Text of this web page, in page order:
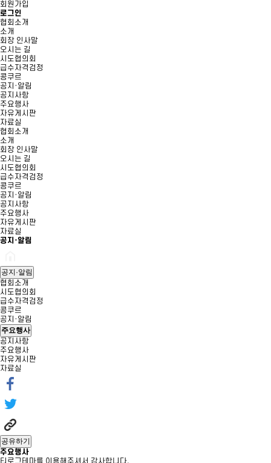
회원가입
로그인
협회소개
소개
회장 인사말
오시는 길
시도협의회
급수자격검정
콩쿠르
공지·알림
공지사항
주요행사
자유게시판
자료실
협회소개
소개
회장 인사말
오시는 길
시도협의회
급수자격검정
콩쿠르
공지·알림
공지사항
주요행사
자유게시판
자료실
공지·알림
공지·알림
협회소개
시도협의회
급수자격검정
콩쿠르
공지·알림
주요행사
공지사항
주요행사
자유게시판
자료실
공유하기
주요행사
티로그테마를 이용해주셔서 감사합니다.